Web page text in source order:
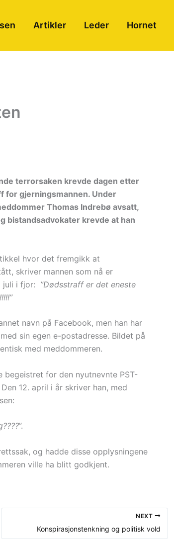
Artikler Leder Hornet
terrorsaken krevde dagen etter
for gjerningsmannen. Under
Thomas Indrebø avsatt,
bistandsadvokater krevde at han
hvor det fremgikk at
skriver mannen som nå er
juli i fjor: ”Dødsstraff er det eneste
navn på Facebook, men han har
sin egen e-postadresse. Bildet på
med meddommeren.
begeistret for den nyutnevnte PST-
12. april i år skriver han, med
”.
og hadde disse opplysningene
ville ha blitt godkjent.
NEXT
Konspirasjonstenkning og politisk vold